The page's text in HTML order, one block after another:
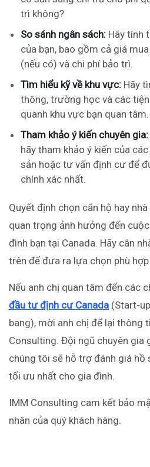
trì không?
So sánh ngân sách: Hãy tính
của bạn, bao gồm cả giá
(nếu có) và chi phí bảo trì.
Tìm hiểu kỹ về khu vực: Hãy
thông, trường học và các
quanh khu vực bạn quan tâm.
Tham khảo ý kiến chuyên gia:
hãy tham khảo ý kiến của
sản hoặc tư vấn định cư để
chính xác nhất.
Quyết định chọn căn hộ hay
quan trọng ảnh hưởng đến
đình bạn tại Canada. Hãy cân
trên để đưa ra lựa chọn phù
Nếu anh chị quan tâm đến các
đầu tư định cư Canada (Start-
bang), mời anh chị để lại thông
Consulting. Đội ngũ chuyên gia
chúng tôi sẽ hỗ trợ đánh giá hồ
tối ưu nhất cho gia đình.
IMM Consulting cam kết bảo
nhân của quý khách hàng.